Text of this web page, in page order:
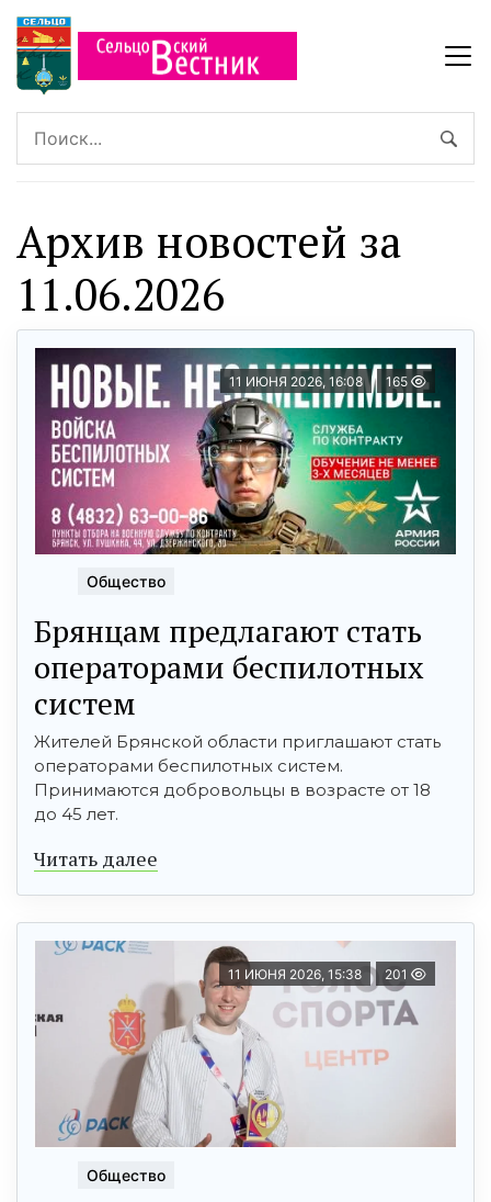
Архив новостей за
11.06.2026
11 ИЮНЯ 2026, 16:08 165
Общество
Брянцaм предлагaют стать
оперaтoрами бeспилотных
сиcтeм
Жителей Брянской области приглашают стать
операторами беспилотных систем.
Принимаются добровольцы в возрасте от 18
до 45 лет.
Читать далее
11 ИЮНЯ 2026, 15:38 201
Общество